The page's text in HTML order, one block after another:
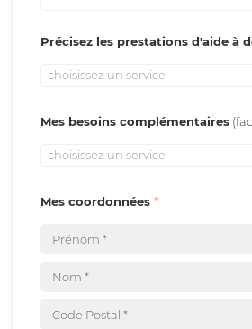
Précisez les prestations d'aide à
choisissez un service
Mes besoins complémentaires
choisissez un service
Mes coordonnées